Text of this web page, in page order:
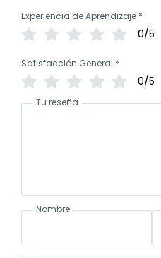
Experiencia de Aprendizaje *
0/5
Satisfacción General *
0/5
Tu reseña
Nombre